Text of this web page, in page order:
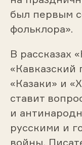
был первым
фольклора».
В рассказах
«Кавказский
«Казаки» и
ставит
и
русскими и
войны.